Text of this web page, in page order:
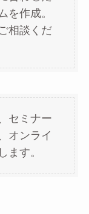
を作成。
相談くだ
セミナー
オンライ
ます。